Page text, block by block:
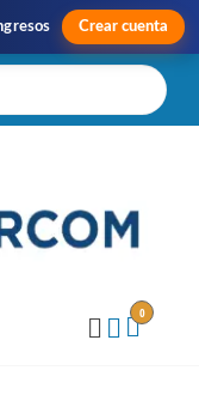
Crear cuenta
0